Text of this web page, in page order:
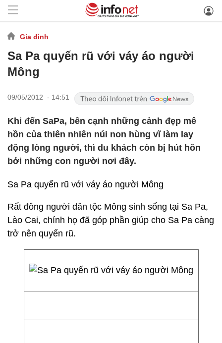
Gia đình
Sa Pa quyến rũ với váy áo người
Mông
09/05/2012 - 14:51
Khi đến SaPa, bên cạnh những cảnh đẹp mê
hồn của thiên nhiên núi non hùng vĩ làm lay
động lòng người, thì du khách còn bị hút hồn
bởi những con người nơi đây.
Sa Pa quyến rũ với váy áo người Mông
Rất đông người dân tộc Mông sinh sống tại Sa Pa,
Lào Cai, chính họ đã góp phần giúp cho Sa Pa càng
trở nên quyến rũ.